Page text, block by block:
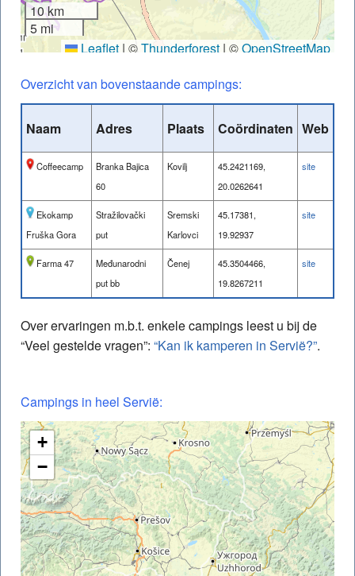
10 km
5 mi
Leaflet | ©Thunderforest | ©OpenStreetMap
Overzicht van bovenstaande campings:
Naam Adres Plaats Coördinaten Web
Coffeecamp
Branka Bajica
60
Kovilj
45.2421169,
20.0262641
site
Ekokamp
Fruška Gora
Stražilovački
put
Sremski
Karlovci
45.17381,
19.92937
site
Farma 47
Međunarodni
put bb
Čenej
45.3504466,
19.8267211
site
Over ervaringen m.b.t. enkele campings leest u bij de
“Veel gestelde vragen”: “Kan ik kamperen in Servië?”.
Campings in heel Servië:
+
−